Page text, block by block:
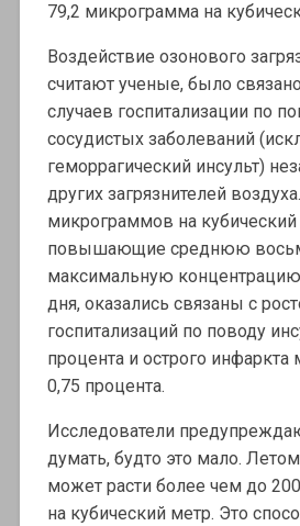
79,2 микрограмма на
Воздействие озонового
считают ученые, было
случаев госпитализации по
сосудистых заболеваний
геморрагический инсульт)
других загрязнителей
микрограммов на кубический
повышающие среднюю
максимальную концентрацию
дня, оказались связаны с
госпитализаций по поводу
процента и острого
0,75 процента.
Исследователи
думать, будто это мало.
может расти более чем до
на кубический метр. Это